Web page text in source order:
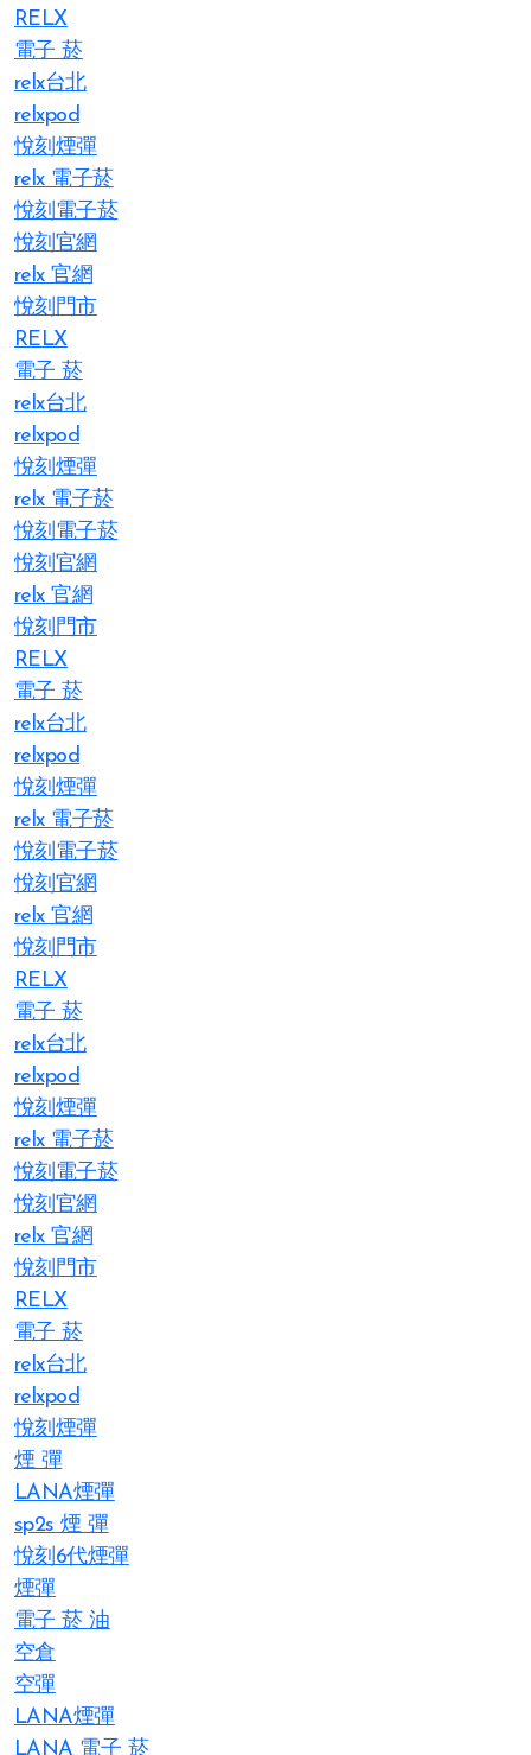
RELX
電子 菸
relx台北
relxpod
悅刻煙彈
relx 電子菸
悅刻電子菸
悅刻官網
relx 官網
悅刻門市
RELX
電子 菸
relx台北
relxpod
悅刻煙彈
relx 電子菸
悅刻電子菸
悅刻官網
relx 官網
悅刻門市
RELX
電子 菸
relx台北
relxpod
悅刻煙彈
relx 電子菸
悅刻電子菸
悅刻官網
relx 官網
悅刻門市
RELX
電子 菸
relx台北
relxpod
悅刻煙彈
relx 電子菸
悅刻電子菸
悅刻官網
relx 官網
悅刻門市
RELX
電子 菸
relx台北
relxpod
悅刻煙彈
煙 彈
LANA煙彈
sp2s 煙 彈​
悅刻6代煙彈
煙彈
電子 菸 油
空倉
空彈
LANA煙彈
LANA 電子 菸​